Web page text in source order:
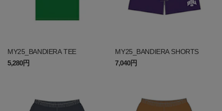
MY25_BANDIERA TEE
5,280円
MY25_BANDIERA SHORTS
7,040円